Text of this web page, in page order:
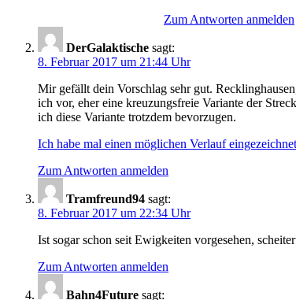
Zum Antworten anmelden
DerGalaktische sagt:
8. Februar 2017 um 21:44 Uhr
Mir gefällt dein Vorschlag sehr gut.
ich vor, eher eine kreuzungsfreie Variante der
ich diese Variante trotzdem bevorzugen.
Ich habe mal einen möglichen Verlauf
Zum Antworten anmelden
Tramfreund94 sagt:
8. Februar 2017 um 22:34 Uhr
Ist sogar schon seit Ewigkeiten vorgesehen,
Zum Antworten anmelden
Bahn4Future sagt: